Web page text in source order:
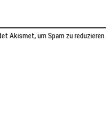
Akismet, um Spam zu reduzieren.